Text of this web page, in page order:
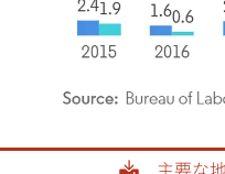
Intelligence。再利用にはCC BY